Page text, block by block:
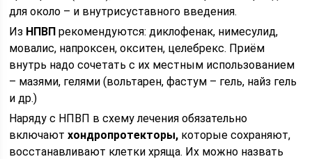
для около – и внутрисуставного введения.
Из НПВП рекомендуются: диклофенак, нимесулид,
мовалис, напроксен, окситен, целебрекс. Приём
внутрь надо сочетать с их местным использованием
– мазями, гелями (вольтарен, фастум – гель, найз гель
и др.)
Наряду с НПВП в схему лечения обязательно
включаютхондропротекторы, которые сохраняют,
восстанавливают клетки хряща. Их можно назвать